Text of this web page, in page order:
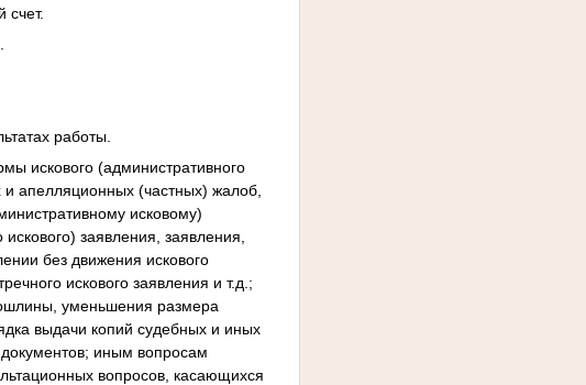
счет.
работы.
искового (административного
и апелляционных (частных) жалоб,
исковому)
заявления, заявления,
без движения искового
искового заявления и т.д.;
уменьшения размера
выдачи копий судебных и иных
иным вопросам
вопросов, касающихся